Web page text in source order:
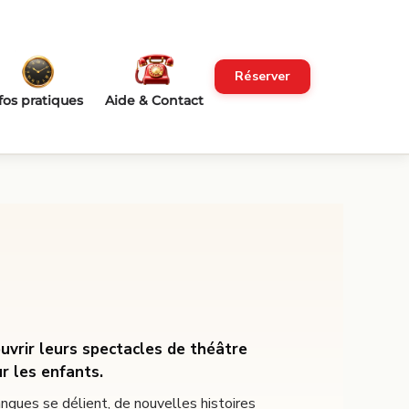
pratiques Aide & Contact
Réserver
leurs spectacles de théâtre
les enfants.
se délient, de nouvelles histoires